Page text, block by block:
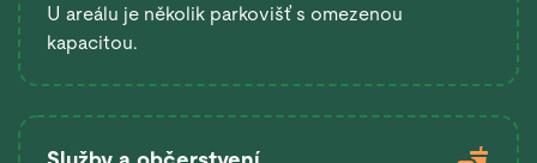
U areálu je několik parkovišť s omezenou
kapacitou.